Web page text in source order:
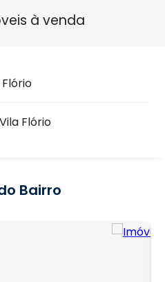
à venda
Flório
Bairro